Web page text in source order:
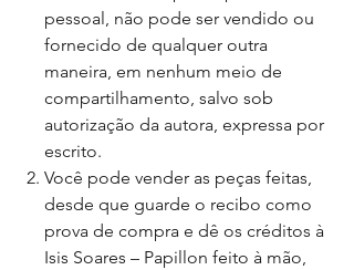
pessoal, não pode ser vendido ou
fornecido de qualquer outra
maneira, em nenhum meio de
compartilhamento, salvo sob
autorização da autora, expressa por
escrito.
Você pode vender as peças feitas,
desde que guarde o recibo como
prova de compra e dê os créditos à
Isis Soares – Papillon feito à mão,